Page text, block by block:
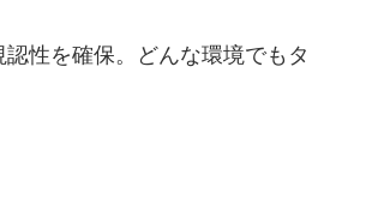
性を確保。どんな環境でもタ